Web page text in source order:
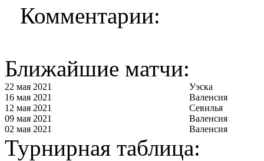
Комментарии:
Ближайшие матчи:
22 мая 2021
Уэска
16 мая 2021
Валенсия
12 мая 2021
Севилья
09 мая 2021
Валенсия
02 мая 2021
Валенсия
Турнирная таблица: